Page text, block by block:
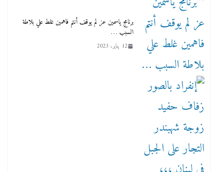
برنامج ياسمين عز لم يوقف أنتم فاهمين غلط علي بلاطة
السبب …
12 يناير، 2023